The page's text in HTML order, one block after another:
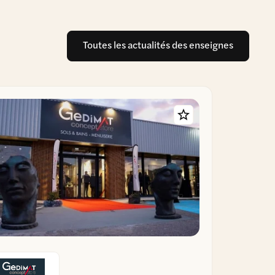
Toutes les actualités des enseignes